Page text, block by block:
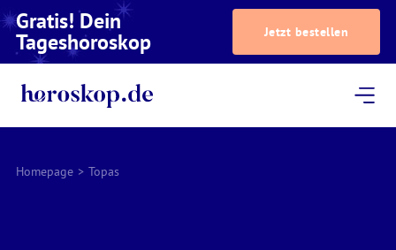
Gratis! Dein
Tageshoroskop Jetzt bestellen
Homepage > Topas